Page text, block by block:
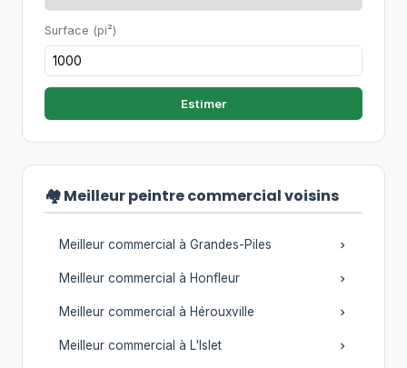
Surface (pi²)
Estimer
🏘️ Meilleur peintre commercial voisins
Meilleur commercial à Grandes-Piles
Meilleur commercial à Honfleur
Meilleur commercial à Hérouxville
Meilleur commercial à L'Islet